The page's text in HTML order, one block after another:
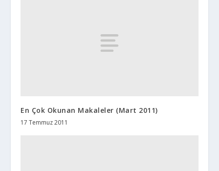
En Çok Okunan Makaleler (Mart 2011)
17 Temmuz 2011